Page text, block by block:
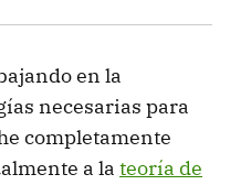
en la
necesarias para
completamente
a la teoría de